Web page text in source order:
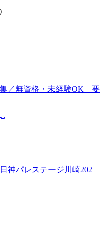
集／無資格・未経験OK 要
神パレステージ川崎202